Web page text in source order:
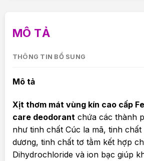
MÔ TẢ
THÔNG TIN BỔ SUNG
Mô tả
Xịt thơm mát vùng kín cao cấp
care deodorant chứa các thành
như tinh chất Cúc la mã, tinh
dương, tinh chất tơ tằm kết hợp
Dihydrochloride và ion bạc giúp